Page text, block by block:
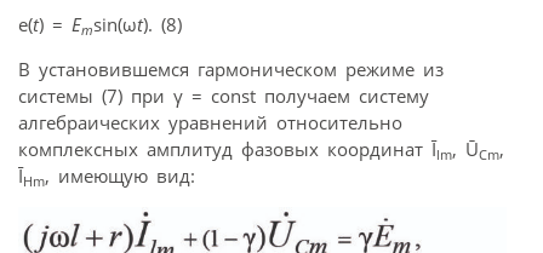
e(t) = Emsin(ωt). (8)
В установившемся гармоническом режиме из
системы (7) при γ = const получаем систему
алгебраических уравнений относительно
комплексных амплитуд фазовых координат Īlm, ŪCm,
ĪHm, имеющую вид: